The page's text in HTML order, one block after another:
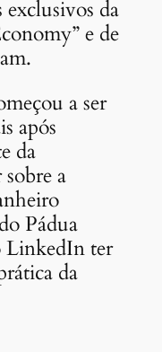
da
e de
a ser
após
da
a
Pádua
LinkedIn ter
da